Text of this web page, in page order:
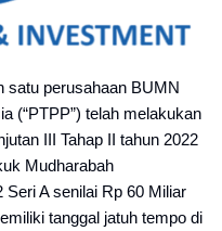
satu perusahaan BUMN
(“PTPP”) telah melakukan
III Tahap II tahun 2022
Mudharabah
Seri A senilai Rp 60 Miliar
tanggal jatuh tempo di